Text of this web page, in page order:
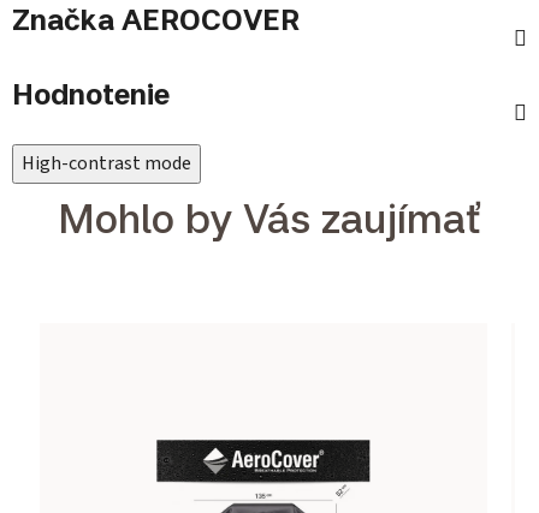
Značka AEROCOVER
Hodnotenie
High-contrast mode
Mohlo by Vás zaujímať